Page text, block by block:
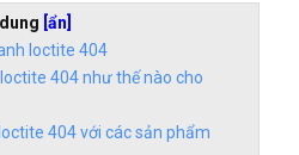
[ẩn]
loctite 404
404 như thế nào cho
404 với các sản phẩm